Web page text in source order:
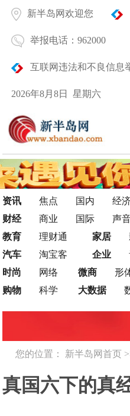
新半岛网欢迎您
举报电话：962000
互联网违法和不良信息
2026年8月8日 星期六
资讯 焦点 国内 经
财经
商业 国际 声
教育
理财通
汽车
淘宝客
家居
企业
时尚
网络
购物
科学
微商
形
大数据
您的位置： 新半岛网首页
真国六下的真